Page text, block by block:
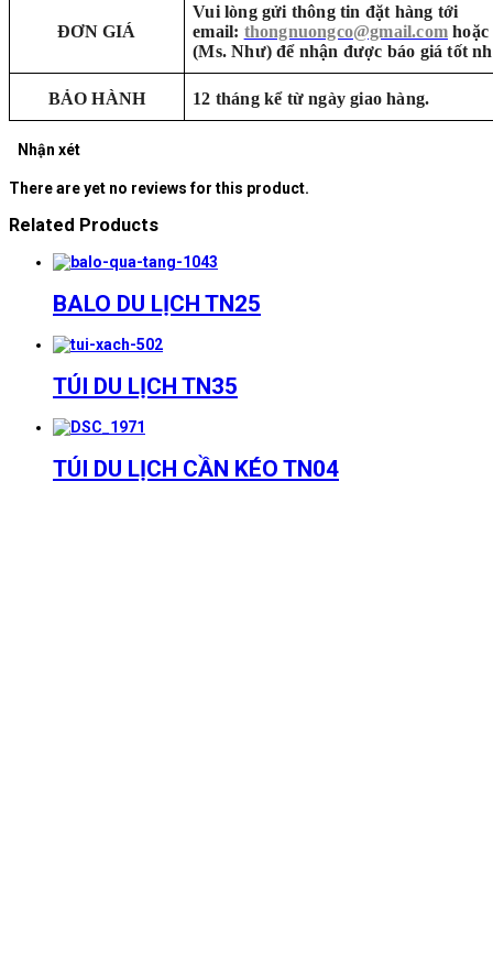
ĐƠN GIÁ
Vui lòng gửi thông tin đặt hàng tới
email: thongnuongco@gmail.com hoặc
(Ms. Như) để nhận được báo giá tốt
BẢO HÀNH 12 tháng kể từ ngày giao hàng.
Nhận xét
There are yet no reviews for this product.
Related Products
BALO DU LỊCH TN25
TÚI DU LỊCH TN35
TÚI DU LỊCH CẦN KÉO TN04